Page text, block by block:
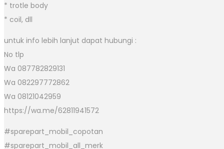
* trotle body
* coil, dll
untuk info lebih lanjut dapat hubungi :
No tlp
Wa 087782829131
Wa 082297772862
Wa 08121042959
https://wa.me/62811941572
#sparepart_mobil_copotan
#sparepart_mobil_all_merk